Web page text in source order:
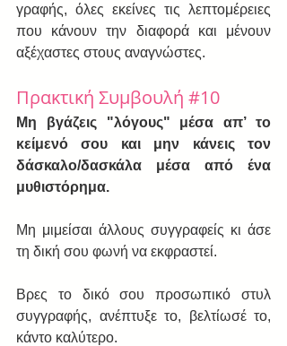
γραφής, όλες εκείνες τις λεπτομέρειες
που κάνουν την διαφορά και μένουν
αξέχαστες στους αναγνώστες.
Πρακτική Συμβουλή #10
Μη βγάζεις "λόγους" μέσα απ’ το
κείμενό σου και μην κάνεις τον
δάσκαλο/δασκάλα μέσα από ένα
μυθιστόρημα.
Μη μιμείσαι άλλους συγγραφείς κι άσε
τη δική σου φωνή να εκφραστεί.
Βρες το δικό σου προσωπικό στυλ
συγγραφής, ανέπτυξε το, βελτίωσέ το,
κάντο καλύτερο.